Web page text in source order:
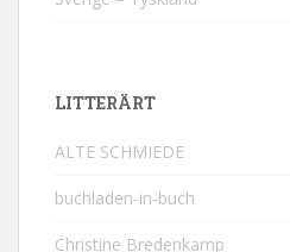
LITTERÄRT
ALTE SCHMIEDE
buchladen-in-buch
Christine Bredenkamp